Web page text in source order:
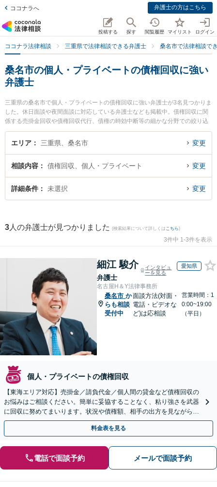
ココナラへ 弁護士の方はこちら
投稿する 探す 閲覧履歴 マイリスト ログイン
ココナラ法律相談 三重県で法律相談できる弁護士 桑名市で法律相談で
桑名市の個人・プライベートの債権回収に強い
弁護士
三重県の桑名市で個人・プライベートの債権回収に強い弁護士が3名見つかりま
した。休日面談や夜間面談に対応している弁護士なども掲載中。債権回収に関
係する売掛金回収や債権回収代行、債権の時効中断等の細かな分野での絞り込
み検索もでき便利です。特に弁護士法人関・岸田・中村法律事務所 桑名オフィ
スの岸田 哲弁護士や嶋田幸司法律事務所の嶋田 幸司弁護士、梅村・長谷川法律
収のトラブルを今すぐに弁護士に相談したい』『個人・プライベートの債権回
収のトラブル解決の実績豊富な近くの弁護士を検索したい』『初回相談無料で
個人・プライベートの債権回収を法律相談できる桑名市内の弁護士に相談予約
エリア 三重県、桑名市 変更
相談内容 債権回収、個人・プライベート 変更
詳細条件 未選択 変更
3 人の弁護士が見つかりました (検索結果について詳しくは こちら)
3件中 1-3件を表示
細江 駿介
弁護士
インタビュ
ーを見る
愛知県
名古屋H＆Y法律事務所
桑名市 か
らも相談
受付中
面談方法(対面・
電話・ビデオな
ど)は応相談
営業時間：1
0:00~19:00
（平日）
個人・プライベートの債権回収
【東海エリア対応】売掛金／請負代金／個人間の貸金など債権回収の
お悩みはご相談ください。簡単に妥協することなく、粘り強さを武器
に回収に努めてまいります。状況や債権額、相手の出方を見ながら、
効果的な方法を臨機応変に対応いたします【土日祝対応可】
料金表を見る
電話で面談予約 メールで面談予約